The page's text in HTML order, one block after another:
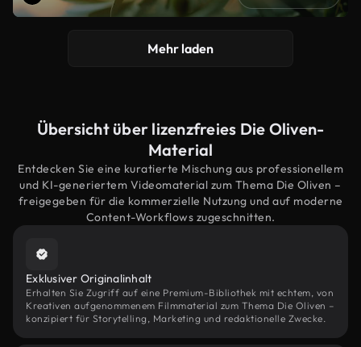
Mehr laden
Übersicht über lizenzfreies Die Oliven-
Material
Entdecken Sie eine kuratierte Mischung aus professionellem
und KI-generiertem Videomaterial zum Thema Die Oliven –
freigegeben für die kommerzielle Nutzung und auf moderne
Content-Workflows zugeschnitten.
Exklusiver Originalinhalt
Erhalten Sie Zugriff auf eine Premium-Bibliothek mit echtem, von
Kreativen aufgenommenem Filmmaterial zum Thema Die Oliven –
konzipiert für Storytelling, Marketing und redaktionelle Zwecke.